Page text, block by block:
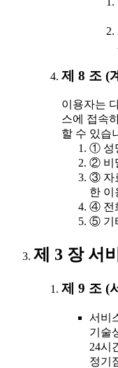
제 8 조 (
이용자는
스에 접속
할 수 있습
① 성
② 비
③ 자
한 이
④ 전
⑤ 기
제 3 장 서
제 9 조 (
서비
기술
24시
정기